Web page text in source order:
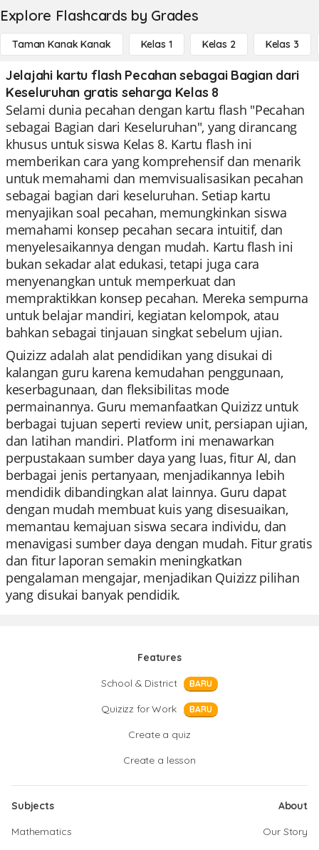
Explore Flashcards by Grades
Taman Kanak Kanak Kelas 1 Kelas 2 Kelas 3
Jelajahi kartu flash Pecahan sebagai Bagian dari
Keseluruhan gratis seharga Kelas 8
Selami dunia pecahan dengan kartu flash "Pecahan
sebagai Bagian dari Keseluruhan", yang dirancang
khusus untuk siswa Kelas 8. Kartu flash ini
memberikan cara yang komprehensif dan menarik
untuk memahami dan memvisualisasikan pecahan
sebagai bagian dari keseluruhan. Setiap kartu
menyajikan soal pecahan, memungkinkan siswa
memahami konsep pecahan secara intuitif, dan
menyelesaikannya dengan mudah. Kartu flash ini
bukan sekadar alat edukasi, tetapi juga cara
menyenangkan untuk memperkuat dan
mempraktikkan konsep pecahan. Mereka sempurna
untuk belajar mandiri, kegiatan kelompok, atau
bahkan sebagai tinjauan singkat sebelum ujian.
Quizizz adalah alat pendidikan yang disukai di
kalangan guru karena kemudahan penggunaan,
keserbagunaan, dan fleksibilitas mode
permainannya. Guru memanfaatkan Quizizz untuk
berbagai tujuan seperti review unit, persiapan ujian,
dan latihan mandiri. Platform ini menawarkan
perpustakaan sumber daya yang luas, fitur AI, dan
berbagai jenis pertanyaan, menjadikannya lebih
mendidik dibandingkan alat lainnya. Guru dapat
dengan mudah membuat kuis yang disesuaikan,
memantau kemajuan siswa secara individu, dan
menavigasi sumber daya dengan mudah. Fitur gratis
dan fitur laporan semakin meningkatkan
pengalaman mengajar, menjadikan Quizizz pilihan
yang disukai banyak pendidik.
Features
School & District
BARU
Quizizz for Work BARU
Create a quiz
Create a lesson
Subjects
Mathematics
About
Our Story